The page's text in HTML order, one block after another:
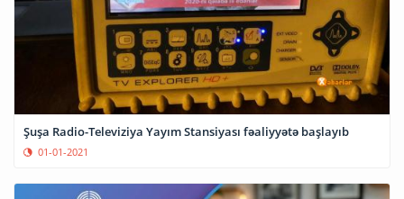
Şuşa Radio-Televiziya Yayım Stansiyası fəaliyyətə başlayıb
01-01-2021